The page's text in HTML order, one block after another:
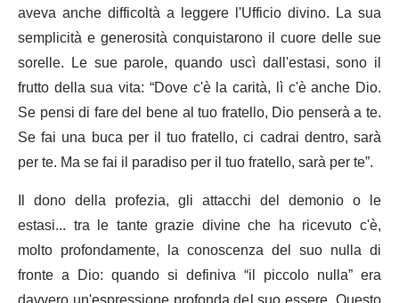
aveva anche difficoltà a leggere l'Ufficio divino. La sua
semplicità e generosità conquistarono il cuore delle sue
sorelle. Le sue parole, quando uscì dall'estasi, sono il
frutto della sua vita: “Dove c'è la carità, lì c'è anche Dio.
Se pensi di fare del bene al tuo fratello, Dio penserà a te.
Se fai una buca per il tuo fratello, ci cadrai dentro, sarà
per te. Ma se fai il paradiso per il tuo fratello, sarà per te”.
Il dono della profezia, gli attacchi del demonio o le
estasi... tra le tante grazie divine che ha ricevuto c'è,
molto profondamente, la conoscenza del suo nulla di
fronte a Dio: quando si definiva “il piccolo nulla” era